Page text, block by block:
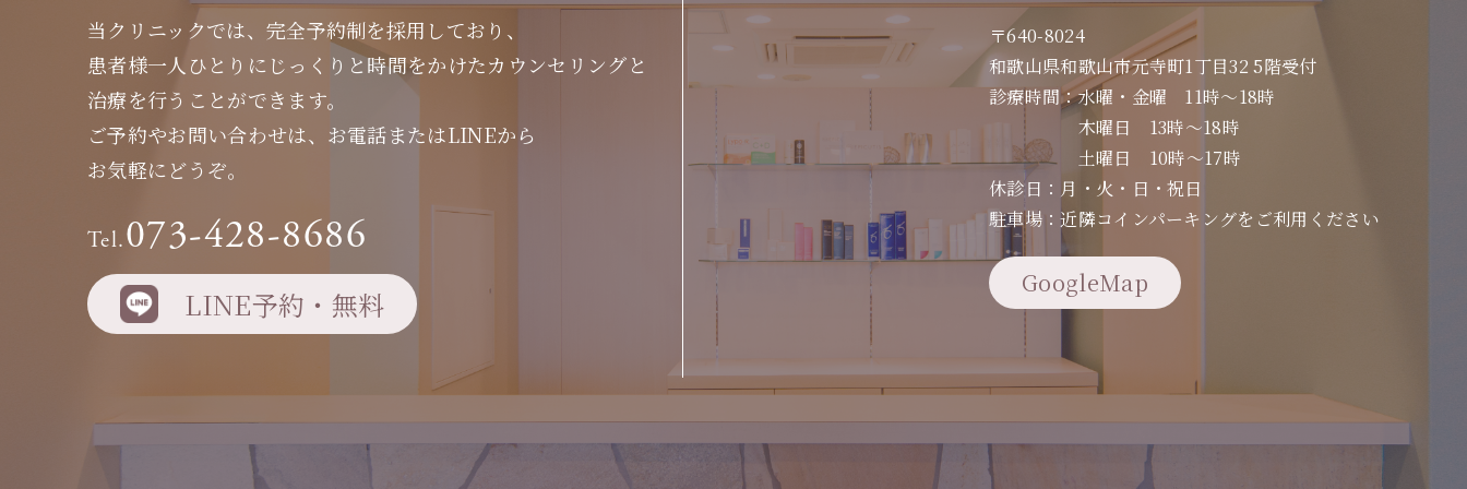
当クリニックでは、完全予約制を採用しており、
患者様一人ひとりにじっくりと時間をかけたカウンセリングと
治療を行うことができます。
ご予約やお問い合わせは、お電話またはLINEから
お気軽にどうぞ。
Tel.073-428-8686
LINE予約・無料
〒640-8024
和歌山県和歌山市元寺町1丁目32 5階受付
診療時間：水曜・金曜 11時～18時
木曜日 13時～18時
土曜日 10時～17時
休診日：月・火・日・祝日
駐車場：近隣コインパーキングをご利用ください
GoogleMap